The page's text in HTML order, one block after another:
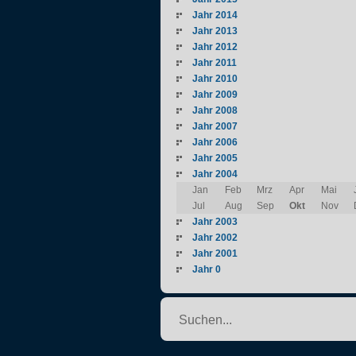
Jahr 2014
Jahr 2013
Jahr 2012
Jahr 2011
Jahr 2010
Jahr 2009
Jahr 2008
Jahr 2007
Jahr 2006
Jahr 2005
Jahr 2004
Jan
Feb Mrz Apr Mai
Jul
Aug Sep Okt Nov
Jahr 2003
Jahr 2002
Jahr 2001
Jahr 0